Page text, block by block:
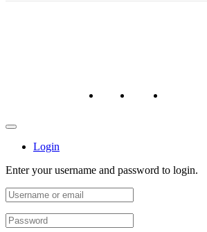
หน้าหลัก ถาม/ตอบ
Login
Enter your username and password to login.